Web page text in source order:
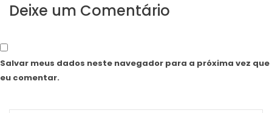
Deixe um Comentário
Salvar meus dados neste navegador para a próxima vez que
eu comentar.